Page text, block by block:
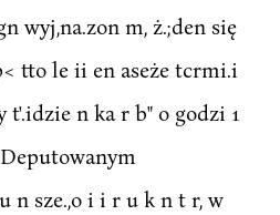
wyj,na.zon m, ż.;den się
tto le ii en aseże tcrmi.i
n ka r b" o godzi 1
n sze.,o i i r u k n t r, w